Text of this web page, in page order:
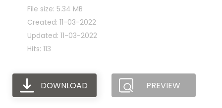
File size: 5.34 MB
Created: 11-03-2022
Updated: 11-03-2022
Hits: 113
DOWNLOAD PREVIEW